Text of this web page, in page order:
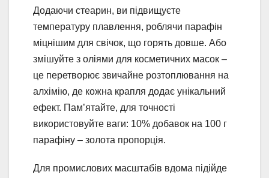
Додаючи стеарин, ви підвищуєте
температуру плавлення, роблячи парафін
міцнішим для свічок, що горять довше. Або
змішуйте з оліями для косметичних масок –
це перетворює звичайне розтоплювання на
алхімію, де кожна крапля додає унікальний
ефект. Пам’ятайте, для точності
використовуйте ваги: 10% добавок на 100 г
парафіну – золота пропорція.
Для промислових масштабів вдома підійде